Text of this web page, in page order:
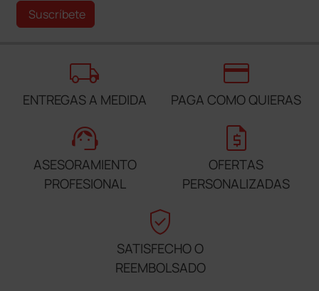
Suscríbete
local_shipping
ENTREGAS A MEDIDA
credit_card
PAGA COMO QUIERAS
support_agent
ASESORAMIENTO
PROFESIONAL
request_quote
OFERTAS
PERSONALIZADAS
verified_user
SATISFECHO O
REEMBOLSADO